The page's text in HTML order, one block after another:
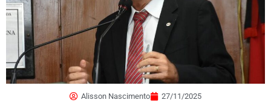
Alisson Nascimento 27/11/2025